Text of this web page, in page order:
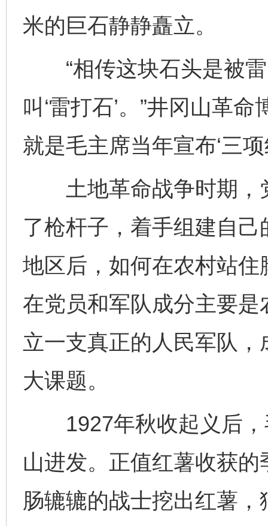
米的巨石静静矗立。
“相传这块石头是被雷
叫‘雷打石’。”井冈山革
就是毛主席当年宣布‘三项
土地革命战争时期，
了枪杆子，着手组建自
地区后，如何在农村站
在党员和军队成分主要
立一支真正的人民军队
大课题。
1927年秋收起义后，
山进发。正值红薯收获
肠辘辘的战士挖出红薯